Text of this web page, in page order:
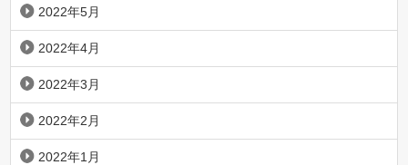
2022年5月
2022年4月
2022年3月
2022年2月
2022年1月